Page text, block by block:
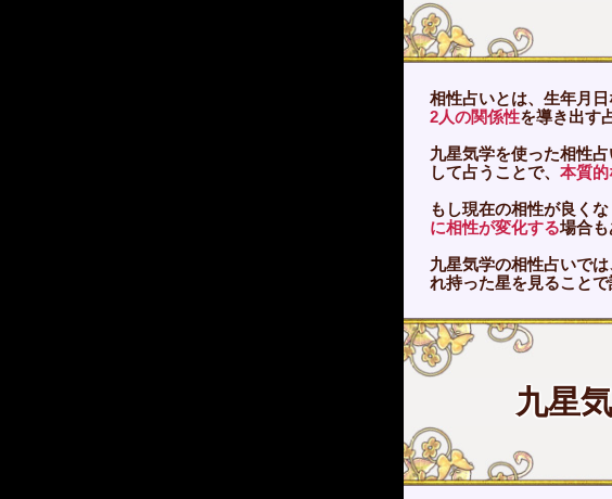
相性占いとは、生年月
2人の関係性を導き出す
九星気学を使った相性
して占うことで、 本質
もし現在の相性が良く
に相性が変化する場合も
九星気学の相性占いで
れ持った星を見ることで
九星